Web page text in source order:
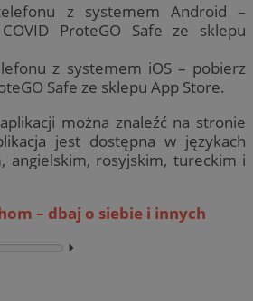
z systemem Android –
ProteGO Safe ze sklepu
z systemem iOS – pobierz
Safe ze sklepu App Store.
można znaleźć na stronie
jest dostępna w językach
angielskim, rosyjskim, tureckim i
– dbaj o siebie i innych
⏵︎